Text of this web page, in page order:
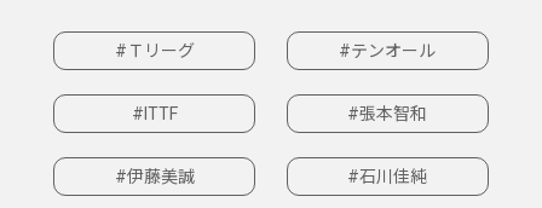
#Ｔリーグ #テンオール
#ITTF #張本智和
#伊藤美誠 #石川佳純